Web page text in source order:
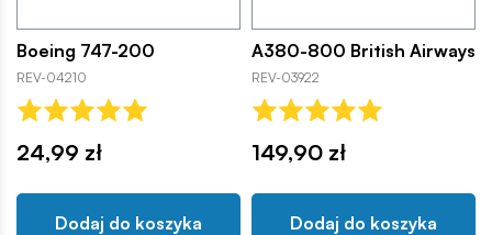
Boeing 747-200
REV-04210
24,99 zł
Dodaj do koszyka
A380-800 British Airways
REV-03922
149,90 zł
Dodaj do koszyka